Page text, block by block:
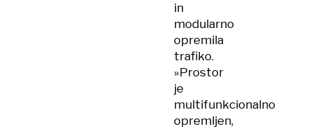
in
modularno
opremila
trafiko.
»Prostor
je
multifunkcionalno
opremljen,